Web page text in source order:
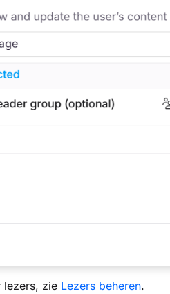
lezers, zie Lezers beheren.